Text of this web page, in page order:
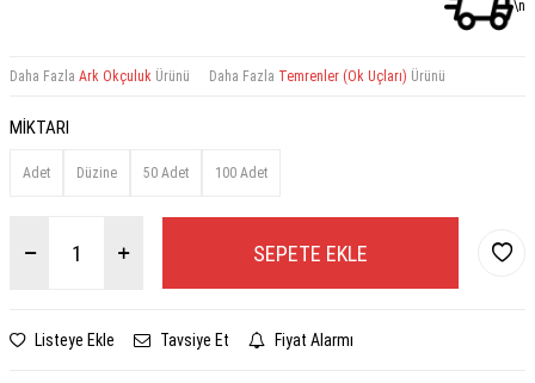
\n
Daha Fazla Ark Okçuluk Ürünü Daha Fazla Temrenler (Ok Uçları) Ürünü
MİKTARI
Adet Düzine 50 Adet 100 Adet
SEPETE EKLE
Listeye Ekle Tavsiye Et Fiyat Alarmı